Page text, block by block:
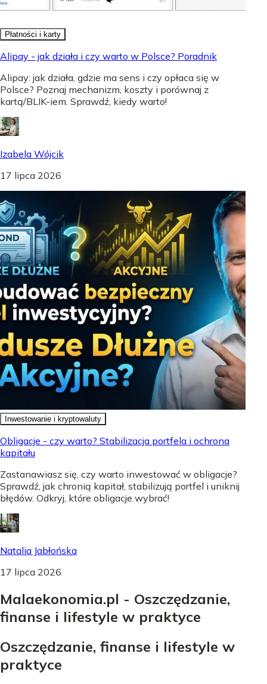
Płatności i karty
Alipay - jak działa i czy warto w Polsce? Poradnik
Alipay: jak działa, gdzie ma sens i czy opłaca się w
Polsce? Poznaj mechanizm, koszty i porównaj z
kartą/BLIK-iem. Sprawdź, kiedy warto!
Izabela Wójcik
17 lipca 2026
Inwestowanie i kryptowaluty
Obligacje - czy warto? Stabilizacja portfela i ochrona
kapitału
Zastanawiasz się, czy warto inwestować w obligacje?
Sprawdź, jak chronią kapitał, stabilizują portfel i uniknij
błędów. Odkryj, które obligacje wybrać!
Natalia Jabłońska
17 lipca 2026
Malaekonomia.pl - Oszczędzanie,
finanse i lifestyle w praktyce
Oszczędzanie, finanse i lifestyle w
praktyce